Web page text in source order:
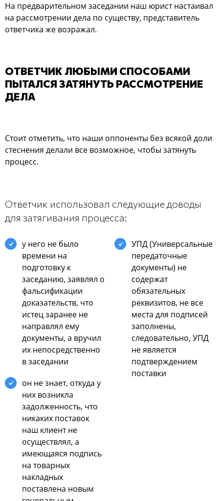
На предварительном заседании наш юрист настаивал
на рассмотрении дела по существу, представитель
ответчика же возражал.
ОТВЕТЧИК ЛЮБЫМИ СПОСОБАМИ
ПЫТАЛСЯ ЗАТЯНУТЬ РАССМОТРЕНИЕ
ДЕЛА
Стоит отметить, что наши оппоненты без всякой доли
стеснения делали все возможное, чтобы затянуть
процесс.
Ответчик использовал следующие доводы
для затягивания процесса:
у него не было
времени на
подготовку к
заседанию, заявлял о
фальсификации
доказательств, что
истец заранее не
направлял ему
документы, а вручил
их непосредственно
в заседании
он не знает, откуда у
них возникла
задолженность, что
никаких поставок
наш клиент не
осуществлял, а
имеющаяся подпись
на товарных
накладных
поставлена новым
УПД (Универсальные
передаточные
документы) не
содержат
обязательных
реквизитов, не все
места для подписей
заполнены,
следовательно, УПД
не является
подтверждением
поставки